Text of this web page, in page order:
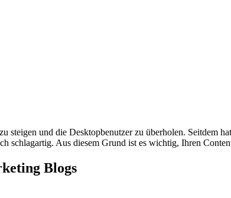
steigen und die Desktopbenutzer zu überholen. Seitdem
schlagartig. Aus diesem Grund ist es wichtig, Ihren
Blogs